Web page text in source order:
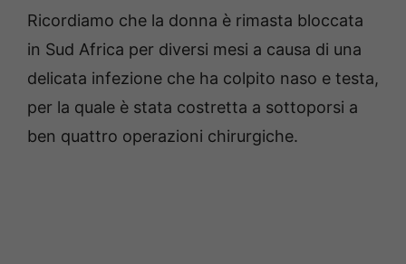
Ricordiamo che la donna è rimasta bloccata
in Sud Africa per diversi mesi a causa di una
delicata infezione che ha colpito naso e testa,
per la quale è stata costretta a sottoporsi a
ben quattro operazioni chirurgiche.